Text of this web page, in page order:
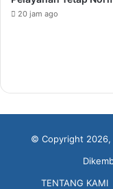
20 jam ago
© Copyright
TENTANG KAMI